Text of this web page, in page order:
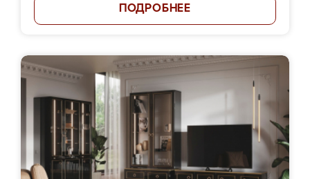
ПОДРОБНЕЕ